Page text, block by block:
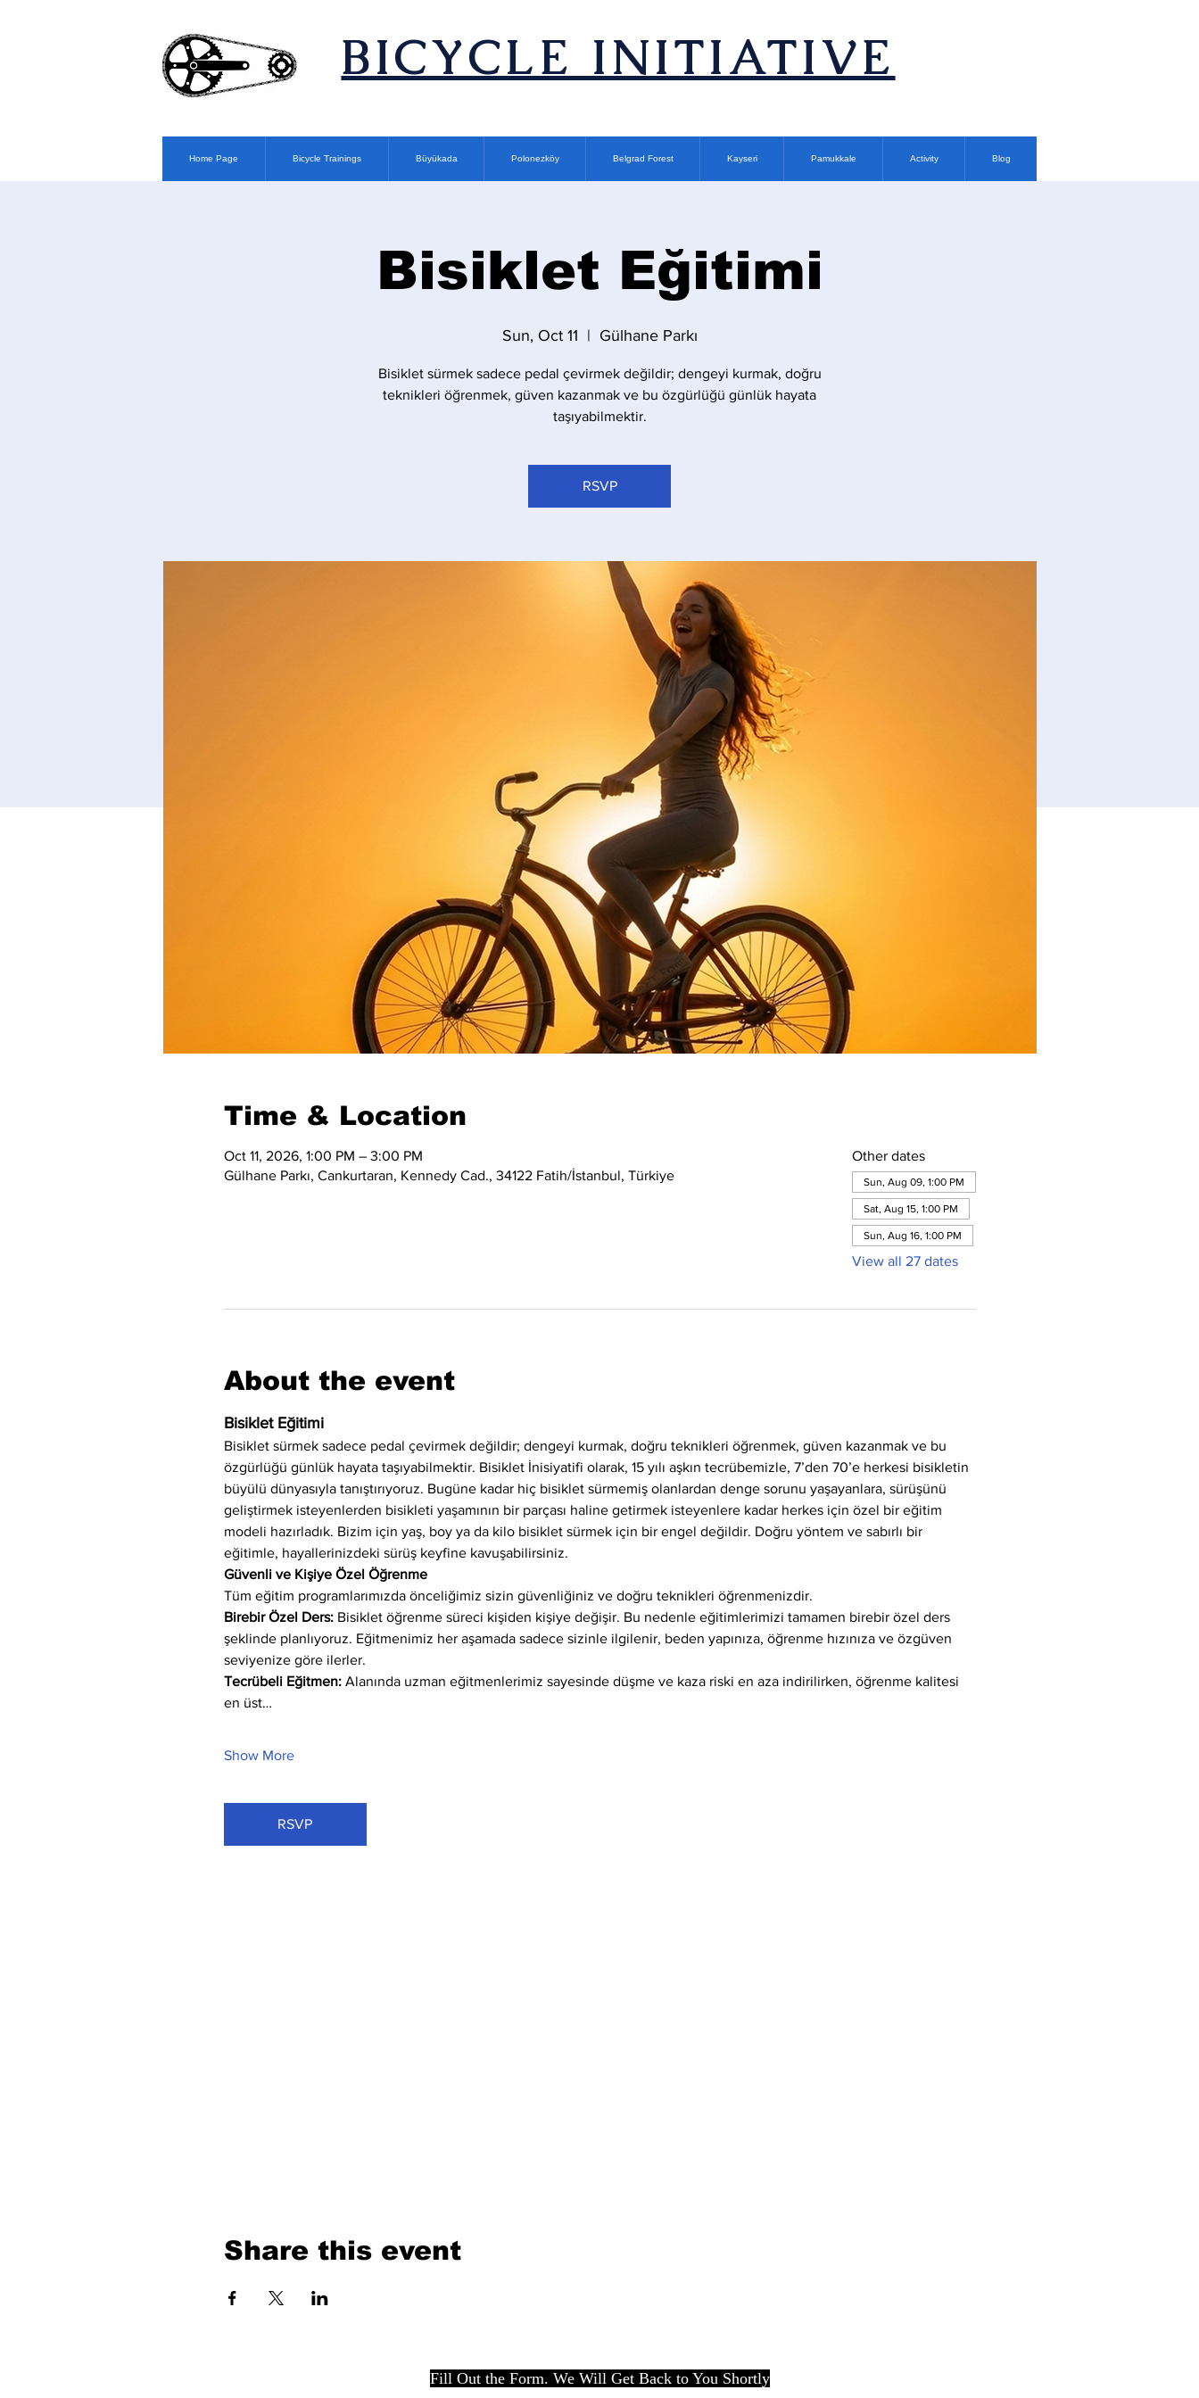
​BICYCLE INITIATIVE
Home Page Bicycle Trainings Büyükada Polonezköy Belgrad Forest Kayseri Pamukkale Activity Blog
Bisiklet Eğitimi
Sun, Oct 11
  |
Gülhane Parkı
Bisiklet sürmek sadece pedal çevirmek değildir; dengeyi kurmak, doğru
teknikleri öğrenmek, güven kazanmak ve bu özgürlüğü günlük hayata
taşıyabilmektir.
RSVP
Time & Location
Oct 11, 2026, 1:00 PM – 3:00 PM
Gülhane Parkı, Cankurtaran, Kennedy Cad., 34122 Fatih/İstanbul, Türkiye
Other dates
Sun, Aug 09, 1:00 PM
Sat, Aug 15, 1:00 PM
Sun, Aug 16, 1:00 PM
View all 27 dates
About the event
Bisiklet Eğitimi
Bisiklet sürmek sadece pedal çevirmek değildir; dengeyi kurmak, doğru teknikleri öğrenmek, güven kazanmak ve bu
özgürlüğü günlük hayata taşıyabilmektir. Bisiklet İnisiyatifi olarak, 15 yılı aşkın tecrübemizle, 7’den 70’e herkesi bisikletin
büyülü dünyasıyla tanıştırıyoruz. Bugüne kadar hiç bisiklet sürmemiş olanlardan denge sorunu yaşayanlara, sürüşünü
geliştirmek isteyenlerden bisikleti yaşamının bir parçası haline getirmek isteyenlere kadar herkes için özel bir eğitim
modeli hazırladık. Bizim için yaş, boy ya da kilo bisiklet sürmek için bir engel değildir. Doğru yöntem ve sabırlı bir
eğitimle, hayallerinizdeki sürüş keyfine kavuşabilirsiniz.
Güvenli ve Kişiye Özel Öğrenme
Tüm eğitim programlarımızda önceliğimiz sizin güvenliğiniz ve doğru teknikleri öğrenmenizdir.
Birebir Özel Ders: Bisiklet öğrenme süreci kişiden kişiye değişir. Bu nedenle eğitimlerimizi tamamen birebir özel ders
şeklinde planlıyoruz. Eğitmenimiz her aşamada sadece sizinle ilgilenir, beden yapınıza, öğrenme hızınıza ve özgüven
seviyenize göre ilerler.
Tecrübeli Eğitmen: Alanında uzman eğitmenlerimiz sayesinde düşme ve kaza riski en aza indirilirken, öğrenme kalitesi
en üst…
Show More
RSVP
Share this event
Fill Out the Form. We Will Get Back to You Shortly